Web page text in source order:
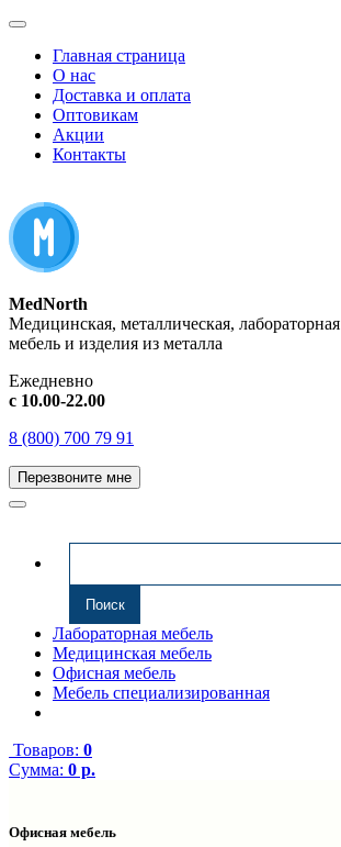
Главная страница
О нас
Доставка и оплата
Оптовикам
Акции
Контакты
MedNorth
Медицинская, металлическая, лабораторная
мебель и изделия из металла
Ежедневно
с 10.00-22.00
8 (800) 700 79 91
Перезвоните мне
Лабораторная мебель
Медицинская мебель
Офисная мебель
Мебель специализированная
Товаров: 0
Сумма: 0 р.
Офисная мебель